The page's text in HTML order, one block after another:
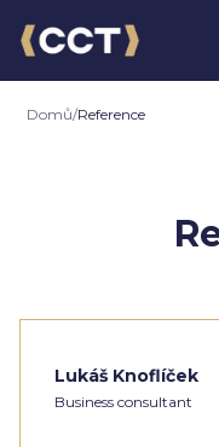
Domů/Reference
Lukáš Knoflíček
Business consultant